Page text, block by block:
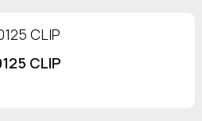
CLIP